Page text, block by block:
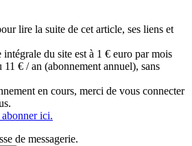
lire la suite de cet article, ses liens et
du site est à 1 € euro par mois
€ / an (abonnement annuel), sans
en cours, merci de vous connecter
ici.
de messagerie.